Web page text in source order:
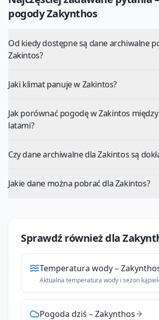
pogodyZakynthos
Od kiedy dostępne są dane archiwalne
Zakintos?
Jaki klimat panuje w Zakintos?
Jak porównać pogodę w Zakintos
latami?
Czy dane archiwalne dla Zakintos są
Jakie dane można pobrać dla Zakintos?
Sprawdź również dla
Temperatura wody–
Aktualna temperatura wody i sezon
Pogoda dziś –Zakynthos